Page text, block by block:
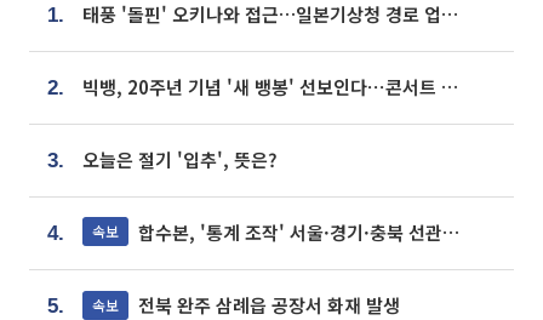
1. 태풍 '돌핀' 오키나와 접근…일본기상청 경로 업데이트
2. 빅뱅, 20주년 기념 '새 뱅봉' 선보인다⋯콘서트 앞두고 팝업 개최
3. 오늘은 절기 '입추', 뜻은?
4. 속보 합수본, '통계 조작' 서울·경기·충북 선관위 등 추가 압수수색
5. 속보 전북 완주 삼례읍 공장서 화재 발생